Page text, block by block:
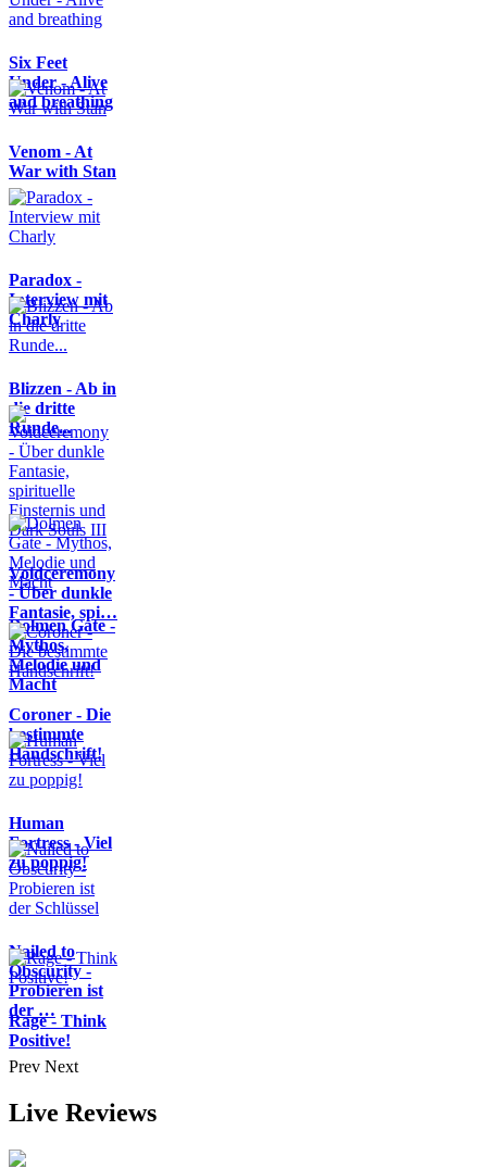
Six Feet
Under - Alive
and breathing
Venom - At
War with Stan
Paradox -
Interview mit
Charly
Blizzen - Ab in
die dritte
Runde...
Voidceremony
- Über dunkle
Fantasie, spi…
Dolmen Gate -
Mythos,
Melodie und
Macht
Coroner - Die
bestimmte
Handschrift!
Human
Fortress - Viel
zu poppig!
Nailed to
Obscurity -
Probieren ist
der …
Rage - Think
Positive!
Prev Next
Live Reviews